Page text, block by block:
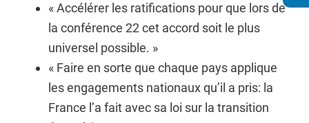
« Accélérer les ratifications pour que lors de
la conférence 22 cet accord soit le plus
universel possible. »
« Faire en sorte que chaque pays applique
les engagements nationaux qu’il a pris: la
France l’a fait avec sa loi sur la transition